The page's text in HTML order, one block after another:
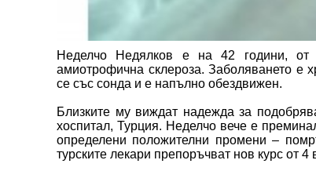
Неделчо Недялков е на 42 години,
амиотрофична склероза. Заболяването е
се със сонда и е напълно обездвижен.
Близките му виждат надежда за
хоспитал, Турция. Неделчо вече е
определени положителни промени –
турските лекари препоръчват нов курс от